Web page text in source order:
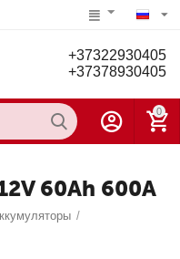
+37322930405
+37378930405
0
60Ah 600A
/